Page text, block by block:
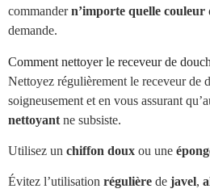
commandern’importe quelle
demande.
Comment nettoyer le receveur de
Nettoyez régulièrement le receveur de
soigneusement et en vous assurant
nettoyant ne subsiste.
Utilisez un chiffon doux ou une
Évitez l’utilisation régulière de javel,